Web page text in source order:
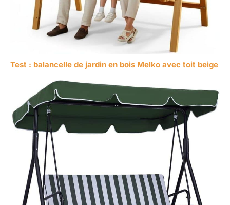
Test : balancelle de jardin en bois Melko avec toit beige